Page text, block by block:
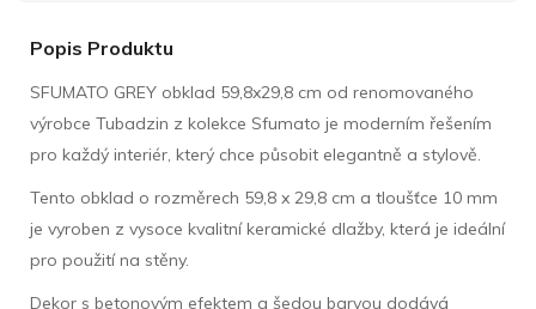
Popis Produktu
SFUMATO GREY obklad 59,8x29,8 cm od renomovaného
výrobce Tubadzin z kolekce Sfumato je moderním řešením
pro každý interiér, který chce působit elegantně a stylově.
Tento obklad o rozměrech 59,8 x 29,8 cm a tloušťce 10 mm
je vyroben z vysoce kvalitní keramické dlažby, která je ideální
pro použití na stěny.
Dekor s betonovým efektem a šedou barvou dodává